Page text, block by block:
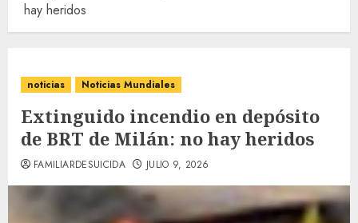
hay heridos
noticias Noticias Mundiales
Extinguido incendio en depósito
de BRT de Milán: no hay heridos
FAMILIARDESUICIDA JULIO 9, 2026